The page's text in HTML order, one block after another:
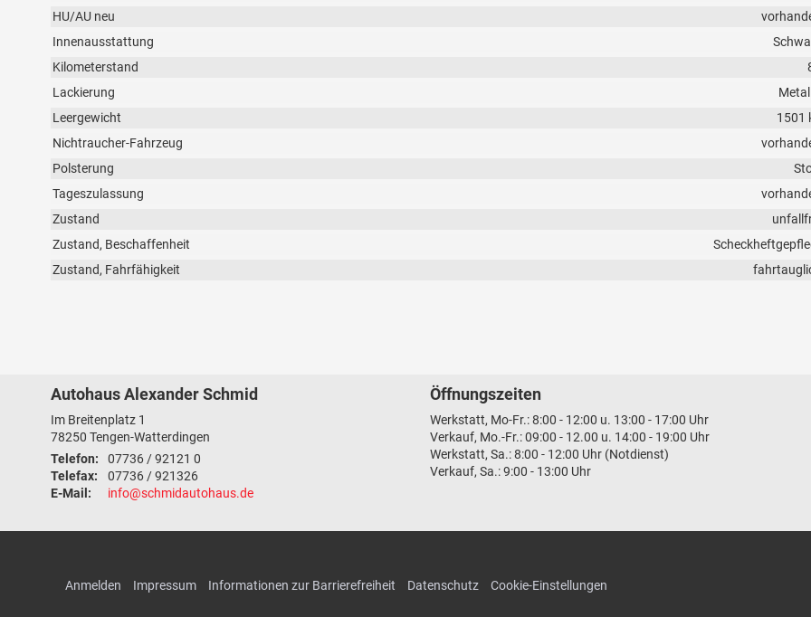
HU/AU neu
Innenausstattung
Kilometerstand
Lackierung
Leergewicht
1501
Nichtraucher-Fahrzeug
Polsterung
Tageszulassung
Zustand
Zustand, Beschaffenheit
Zustand, Fahrfähigkeit
Autohaus Alexander Schmid
Im Breitenplatz 1
78250 Tengen-Watterdingen
Telefon:
07736 / 92121 0
Telefax:
07736 / 921326
E-Mail:
info@schmidautohaus.de
Öffnungszeiten
Werkstatt, Mo-Fr.: 8:00 - 12:00 u. 13:00 - 17:00 Uhr
Verkauf, Mo.-Fr.: 09:00 - 12.00 u. 14:00 - 19:00 Uhr
Werkstatt, Sa.: 8:00 - 12:00 Uhr (Notdienst)
Verkauf, Sa.: 9:00 - 13:00 Uhr
Anmelden Impressum Informationen zur Barrierefreiheit Datenschutz Cookie-Einstellungen